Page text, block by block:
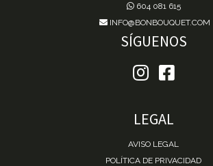
604 081 615
INFO@BONBOUQUET.COM
SÍGUENOS
LEGAL
AVISO LEGAL
POLÍTICA DE PRIVACIDAD